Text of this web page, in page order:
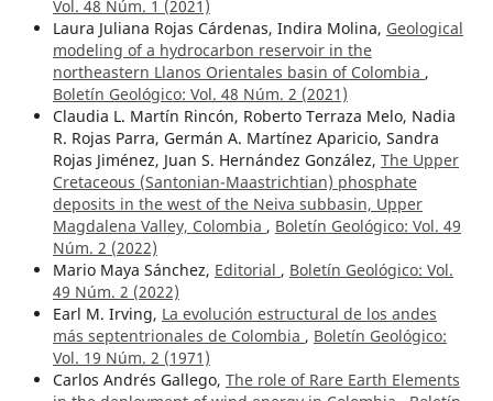
Vol. 48 Núm. 1 (2021)
Laura Juliana Rojas Cárdenas, Indira Molina, Geological
modeling of a hydrocarbon reservoir in the
northeastern Llanos Orientales basin of Colombia ,
Boletín Geológico: Vol. 48 Núm. 2 (2021)
Claudia L. Martín Rincón, Roberto Terraza Melo, Nadia
R. Rojas Parra, Germán A. Martínez Aparicio, Sandra
Rojas Jiménez, Juan S. Hernández González, The Upper
Cretaceous (Santonian-Maastrichtian) phosphate
deposits in the west of the Neiva subbasin, Upper
Magdalena Valley, Colombia , Boletín Geológico: Vol. 49
Núm. 2 (2022)
Mario Maya Sánchez, Editorial , Boletín Geológico: Vol.
49 Núm. 2 (2022)
Earl M. Irving, La evolución estructural de los andes
más septentrionales de Colombia , Boletín Geológico:
Vol. 19 Núm. 2 (1971)
Carlos Andrés Gallego, The role of Rare Earth Elements